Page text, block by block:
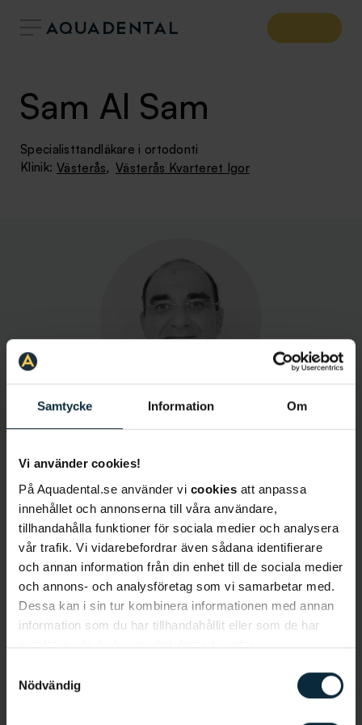
Samtycke Information Om
Vi använder cookies!
På Aquadental.se använder vi cookies att anpassa
innehållet och annonserna till våra användare,
tillhandahålla funktioner för sociala medier och analysera
vår trafik. Vi vidarebefordrar även sådana identifierare
och annan information från din enhet till de sociala medier
och annons- och analysföretag som vi samarbetar med.
Dessa kan i sin tur kombinera informationen med annan
information som du har tillhandahållit eller som de har
samlat in när du har använt deras tjänster.
Nödvändig
Sam Al Sam
Specialisttandläkare i ortodonti
Klinik: Västerås,Västerås Kvarteret Igor
Språk: Svenska, engelska, arabiska
Behandlingar: Tandreglering
Sam Al Sam är tandläkare på Aqua Dentals klinik i
Sollentuna och har arbetat som tandläkare i 7 år.
Sam har studerat vid Umeå Universitet med
mänskor, skapa förtroende och hjälpa patienterna